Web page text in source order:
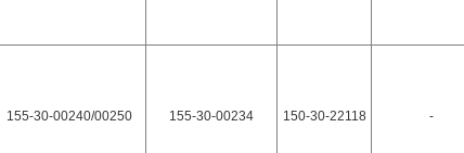
155-30-00240/00250 155-30-00234 150-30-22118 -